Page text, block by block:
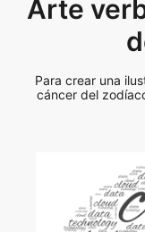
Arte
Para crear una
cáncer del